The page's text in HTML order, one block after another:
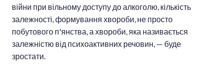
війни при вільному доступу до алкоголю, кількість
залежності, формування хвороби, не просто
побутового п'янства, а хвороби, яка називається
залежністю від психоактивних речовин, — буде
зростати.